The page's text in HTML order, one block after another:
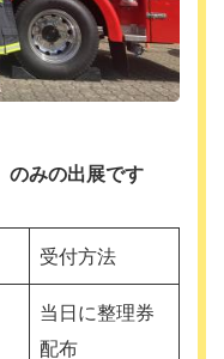
みの出展です
受付方法
当日に整理券
配布